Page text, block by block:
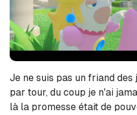
Je ne suis pas un friand
par tour, du coup je n'ai
là la promesse était de